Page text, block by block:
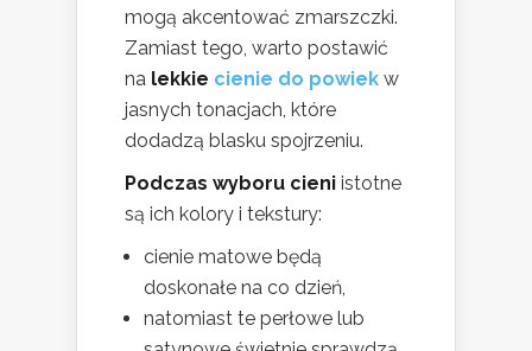
mogą akcentować zmarszczki.
Zamiast tego, warto postawić
na lekkie cienie do powiek w
jasnych tonacjach, które
dodadzą blasku spojrzeniu.
Podczas wyboru cieni istotne
są ich kolory i tekstury:
cienie matowe będą
doskonałe na co dzień,
natomiast te perłowe lub